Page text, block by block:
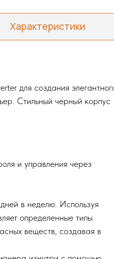
Характеристики
для создания
Стильный черный корпус
и управления через
в неделю. Используя
определенные типы
веществ, создавая в